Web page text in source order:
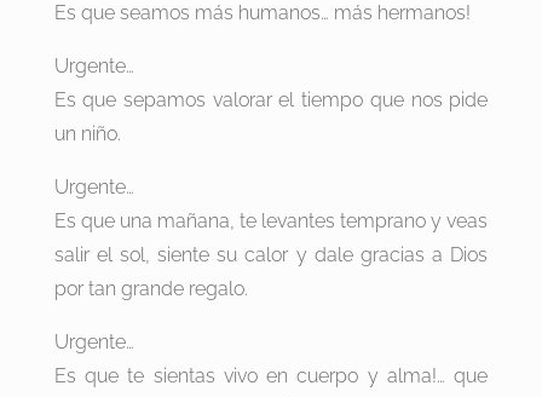
Es que seamos más humanos… más hermanos!
Urgente…
Es que sepamos valorar el tiempo que nos pide
un niño.
Urgente…
Es que una mañana, te levantes temprano y veas
salir el sol, siente su calor y dale gracias a Dios
por tan grande regalo.
Urgente…
Es que te sientas vivo en cuerpo y alma!… que